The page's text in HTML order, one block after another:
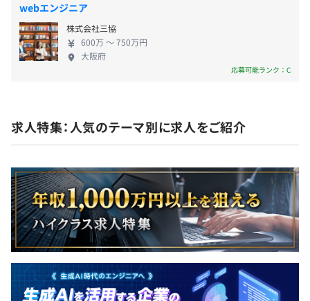
社会保険完備（健康保険：大阪ガス健康保険組合・厚生年
金加入・雇用保険・労災保険：Daigasグループ保険）
webエンジニア
株式会社三協
600万 〜 750万円
大阪府
応募可能ランク：C
求人特集：人気のテーマ別に求人をご紹介